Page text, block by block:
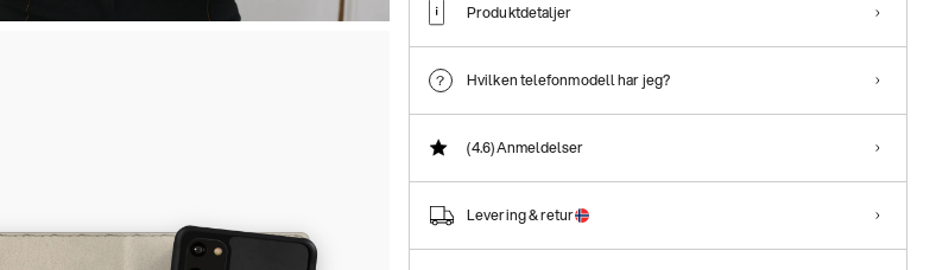
Produktdetaljer
Hvilken telefonmodell har jeg?
(4.6)Anmeldelser
Levering & retur